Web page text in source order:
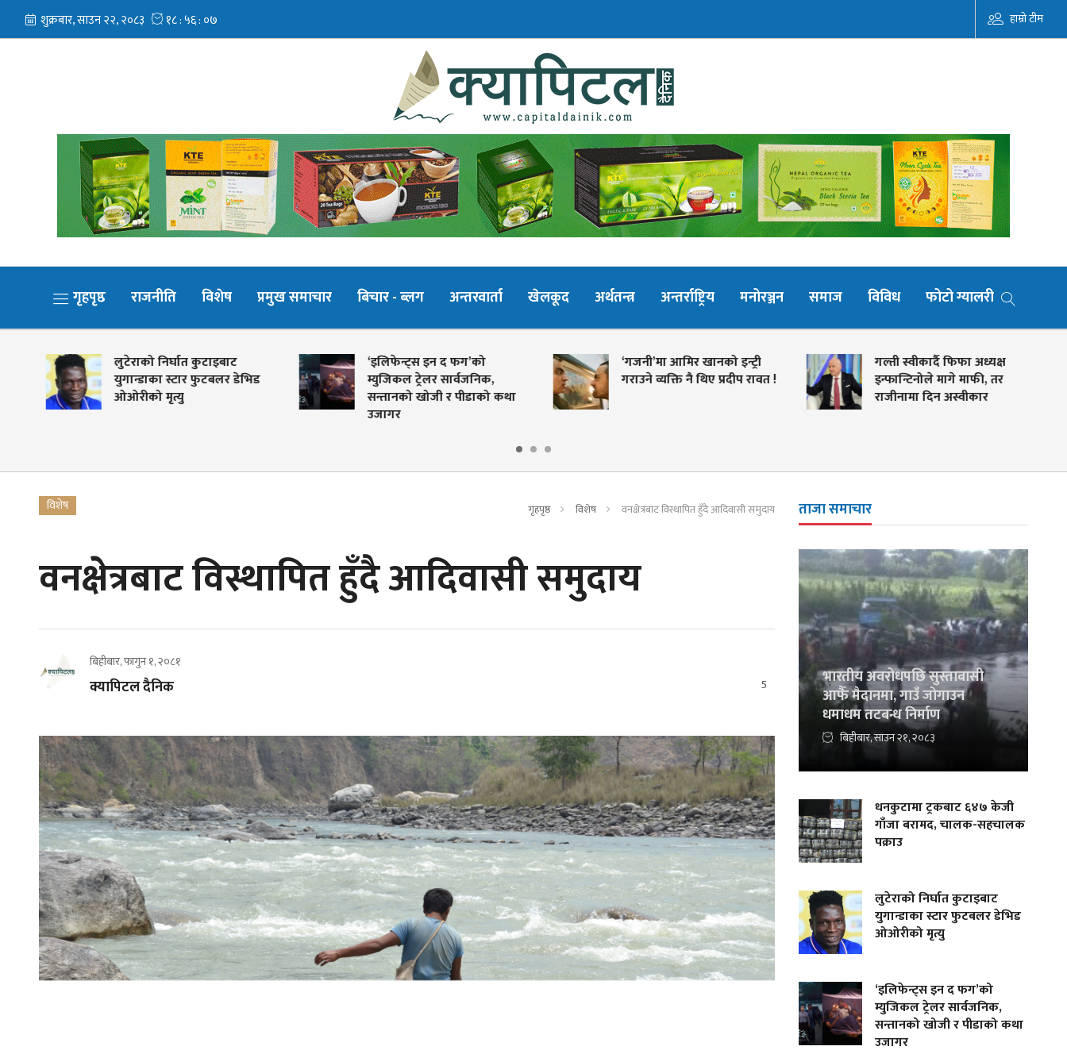
हाम्रो टीम
गृहपृष्ठ राजनीति विशेष प्रमुख समाचार बिचार - ब्लग अन्तरवार्ता खेलकूद अर्थतन्त्र अन्तर्राष्ट्रिय मनोरञ्जन समाज विविध फोटो ग्यालरी
लुटेराको निर्घात कुटाइबाट
युगान्डाका स्टार फुटबलर डेभिड
ओओरीको मृत्यु
‘इलिफेन्ट्स इन द फग’को
म्युजिकल ट्रेलर सार्वजनिक,
सन्तानको खोजी र पीडाको कथा
उजागर
‘गजनी’मा आमिर खानको इन्ट्री
गराउने व्यक्ति नै थिए प्रदीप रावत !
गल्ती स्वीकार्दै फिफा अध्यक्ष
इन्फान्टिनोले मागे माफी, तर
राजीनामा दिन अस्वीकार
विशेष गृहपृष्ठ विशेष वनक्षेत्रबाट विस्थापित हुँदै आदिवासी समुदाय
वनक्षेत्रबाट विस्थापित हुँदै आदिवासी समुदाय
बिहीबार, फागुन १, २०८१
क्यापिटल दैनिक 5
ताजा समाचार
भारतीय अवरोधपछि सुस्ताबासी
आफैँ मैदानमा, गाउँ जोगाउन
धमाधम तटबन्ध निर्माण
बिहीबार, साउन २१, २०८३
धनकुटामा ट्रकबाट ६४७ केजी
गाँजा बरामद, चालक-सहचालक
पक्राउ
लुटेराको निर्घात कुटाइबाट
युगान्डाका स्टार फुटबलर डेभिड
ओओरीको मृत्यु
‘इलिफेन्ट्स इन द फग’को
म्युजिकल ट्रेलर सार्वजनिक,
सन्तानको खोजी र पीडाको कथा
उजागर